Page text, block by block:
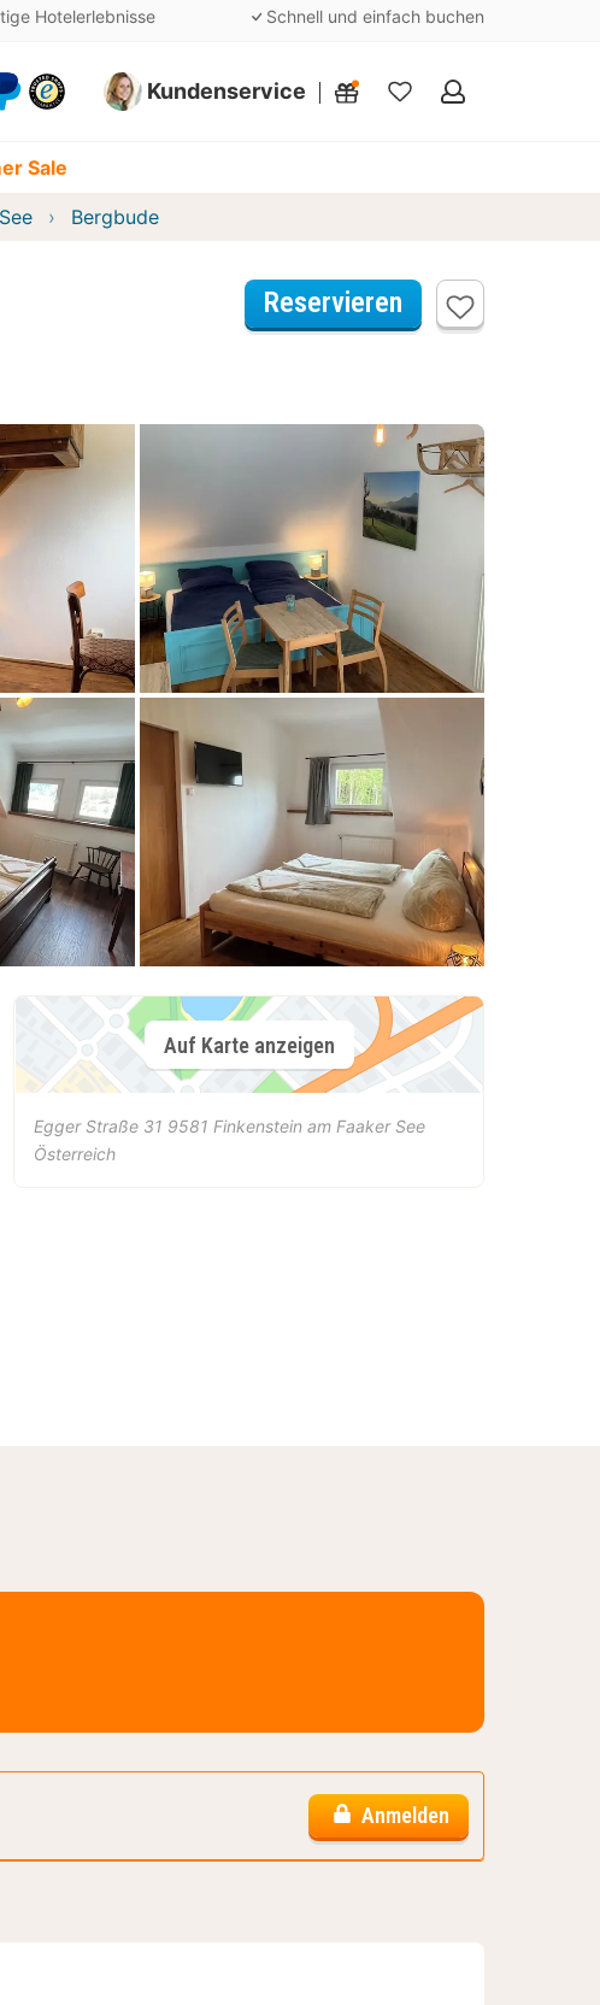
Hotelerlebnisse Schnell und einfach buchen
Kundenservice
Meine
Sale
Bergbude
Reservieren
Auf Karte anzeigen
Egger Straße 31 9581 Finkenstein am Faaker See
Österreich
Anmelden